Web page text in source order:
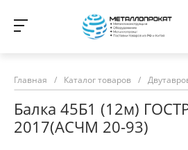
Главная / Каталог товаров /
Балка 45Б1 (12м)
2017(АСЧМ 20-93)